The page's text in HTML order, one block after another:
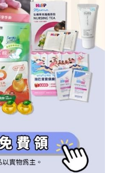
附設幼兒園
小袋鼠幼師網